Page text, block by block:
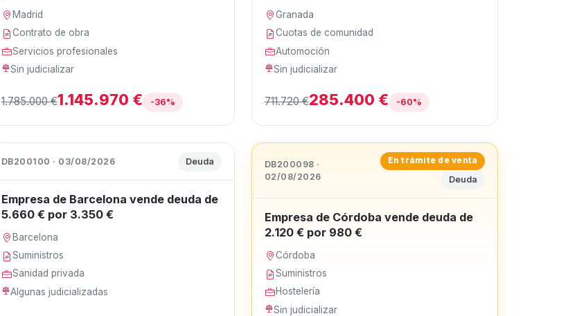
Madrid
Contrato de obra
Servicios profesionales
Sin judicializar
1.785.000 €1.145.970 € -36%
Granada
Cuotas de comunidad
Automoción
Sin judicializar
711.720 €285.400 € -60%
DB200100 · 03/08/2026 Deuda
Empresa de Barcelona vende deuda de
5.660 € por 3.350 €
Barcelona
Suministros
Sanidad privada
Algunas judicializadas
DB200098 ·
02/08/2026
En trámite de venta
Deuda
Empresa de Córdoba vende deuda de
2.120 € por 980 €
Córdoba
Suministros
Hostelería
Sin judicializar